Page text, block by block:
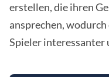
erstellen, die ihren
ansprechen,
Spieler interessanter